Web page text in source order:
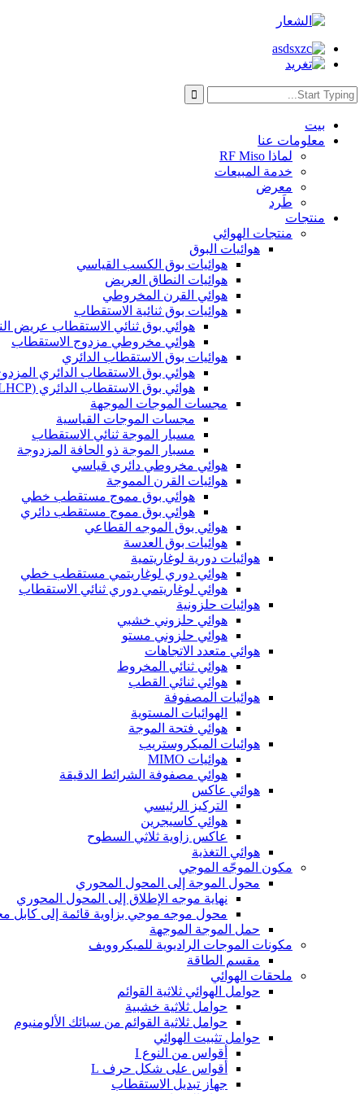
بيت
معلومات عنا
لماذا RF Miso
خدمة المبيعات
معرض
طَرد
منتجات
منتجات الهوائي
هوائيات البوق
هوائيات بوق الكسب القياسي
هوائيات النطاق العريض
هوائي القرن المخروطي
هوائيات بوق ثنائية الاستقطاب
هوائي بوق ثنائي الاستقطاب عريض
هوائي مخروطي مزدوج الاستقطاب
هوائيات بوق الاستقطاب الدائري
هوائي بوق الاستقطاب الدائري
هوائي بوق الاستقطاب الدائري (LHCP وRHCP)
مجسات الموجات الموجهة
مجسات الموجات القياسية
مسبار الموجة ثنائي الاستقطاب
مسبار الموجة ذو الحافة المزدوجة
هوائي مخروطي دائري قياسي
هوائيات القرن المموجة
هوائي بوق مموج مستقطب خطي
هوائي بوق مموج مستقطب دائري
هوائي بوق الموجه القطاعي
هوائيات بوق العدسة
هوائيات دورية لوغاريتمية
هوائي دوري لوغاريتمي مستقطب خطي
هوائي لوغاريتمي دوري ثنائي الاستقطاب
هوائيات حلزونية
هوائي حلزوني خشبي
هوائي حلزوني مستو
هوائي متعدد الاتجاهات
هوائي ثنائي المخروط
هوائي ثنائي القطب
هوائيات المصفوفة
الهوائيات المستوية
هوائي فتحة الموجة
هوائيات الميكروستريب
هوائيات MIMO
هوائي مصفوفة الشرائط الدقيقة
هوائي عاكس
التركيز الرئيسي
هوائي كاسيجرين
عاكس زاوية ثلاثي السطوح
هوائي التغذية
مكون الموجّه الموجي
محول الموجة إلى المحول المحوري
نهاية موجه الإطلاق إلى المحول المحوري
محول موجه موجي بزاوية قائمة إلى كابل
حمل الموجة الموجهة
مكونات الموجات الراديوية للميكروويف
مقسم الطاقة
ملحقات الهوائي
حوامل الهوائي ثلاثية القوائم
حوامل ثلاثية خشبية
حوامل ثلاثية القوائم من سبائك الألومنيوم
حوامل تثبيت الهوائي
أقواس من النوع I
أقواس على شكل حرف L
جهاز تبديل الاستقطاب